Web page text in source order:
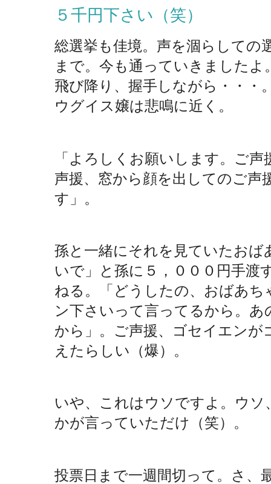
５千円下さい（笑）
総選挙も佳境。声を涸らしての
まで。今も通っていきましたよ
飛び降り、握手しながら・・・
ウグイス嬢は悲鳴に近く。
「よろしくお願いします。ご
声援、窓から顔を出してのご声
す」。
孫と一緒にそれを見ていたお
いで」と孫に５，０００円手渡
ねる。「どうしたの、おばあ
ン下さいって言ってるから。
から」。ご声援、ゴセイエンが
えたらしい（爆）。
いや、これはウソですよ。ウソ
かが言っていただけ（笑）。
投票日まで一週間切って。さ、